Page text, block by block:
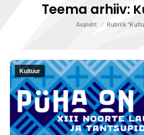
Teema arhiiv:
Avaleht Rubriik
Kultuur